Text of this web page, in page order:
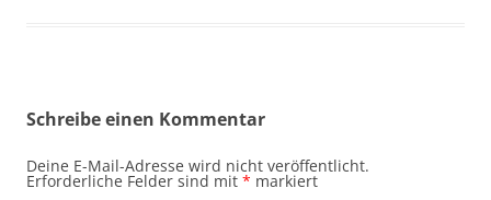
Schreibe einen Kommentar
Deine E-Mail-Adresse wird nicht veröffentlicht.
Erforderliche Felder sind mit * markiert